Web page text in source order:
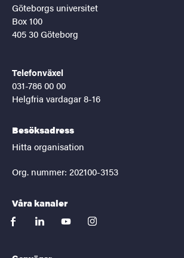
Göteborgs universitet
Box 100
405 30 Göteborg
Telefonväxel
031-786 00 00
Helgfria vardagar 8-16
Besöksadress
Hitta organisation
Org. nummer: 202100-3153
Våra kanaler
facebooklinkedinyoutubeinstagram